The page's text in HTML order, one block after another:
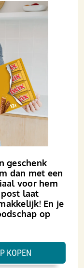
geschenk
dan met een
voor hem
laat
En je
op
KOPEN